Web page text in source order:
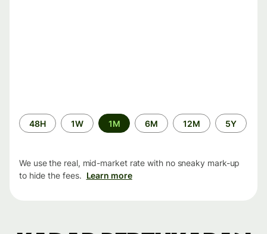
Time
period
48H 1W 1M 6M 12M 5Y
We use the real, mid-market rate with no sneaky mark-up
to hide the fees. Learn more